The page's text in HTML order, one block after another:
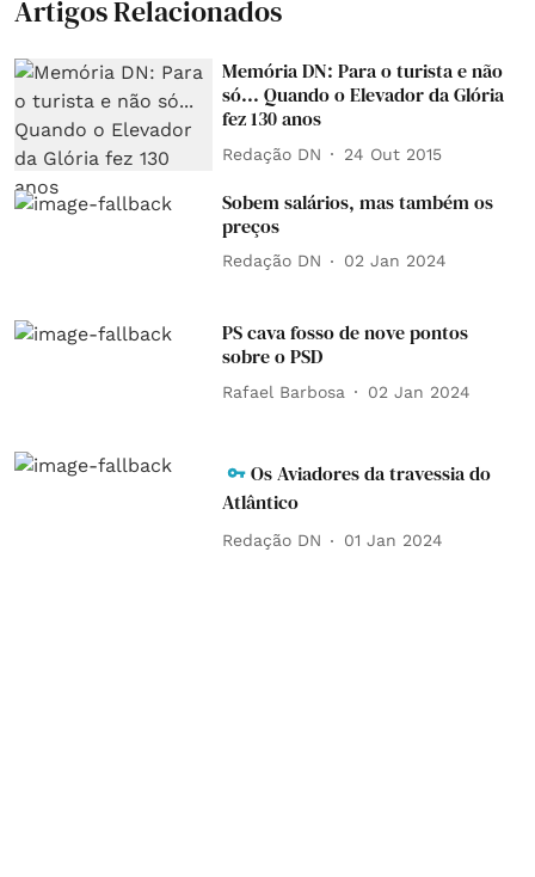
Artigos Relacionados
Memória DN: Para o turista e não
só... Quando o Elevador da Glória
fez 130 anos
Redação DN 24 Out 2015
Sobem salários, mas também os
preços
Redação DN 02 Jan 2024
PS cava fosso de nove pontos
sobre o PSD
Rafael Barbosa 02 Jan 2024
Os Aviadores da travessia do
Atlântico
Redação DN 01 Jan 2024